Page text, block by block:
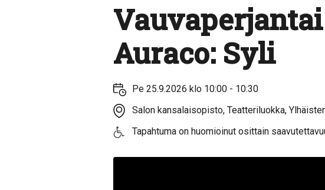
Auraco: Syli
Pe 25.9.2026 klo 10:00 - 10:30
Salon kansalaisopisto, Teatteriluokka,
Tapahtuma on huomioinut osittain